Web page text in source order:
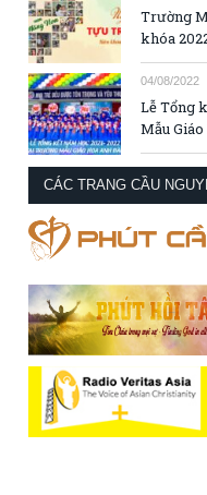
Trường
khóa
04/08/2022
Lễ Tổng
Mẫu
CÁC TRANG CẦU